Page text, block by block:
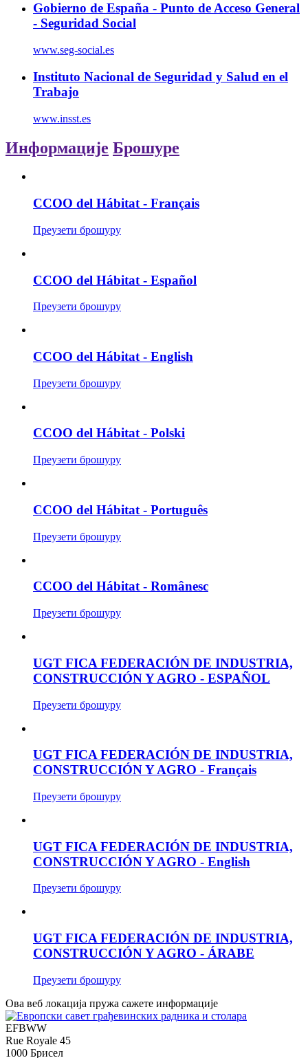
Gobierno de España - Punto de Acceso General
- Seguridad Social
www.seg-social.es
Instituto Nacional de Seguridad y Salud en el
Trabajo
www.insst.es
Информације Брошуре
CCOO del Hábitat - Français
Преузети брошуру
CCOO del Hábitat - Español
Преузети брошуру
CCOO del Hábitat - English
Преузети брошуру
CCOO del Hábitat - Polski
Преузети брошуру
CCOO del Hábitat - Português
Преузети брошуру
CCOO del Hábitat - Românesc
Преузети брошуру
UGT FICA FEDERACIÓN DE INDUSTRIA,
CONSTRUCCIÓN Y AGRO - ESPAÑOL
Преузети брошуру
UGT FICA FEDERACIÓN DE INDUSTRIA,
CONSTRUCCIÓN Y AGRO - Français
Преузети брошуру
UGT FICA FEDERACIÓN DE INDUSTRIA,
CONSTRUCCIÓN Y AGRO - English
Преузети брошуру
UGT FICA FEDERACIÓN DE INDUSTRIA,
CONSTRUCCIÓN Y AGRO - ÁRABE
Преузети брошуру
Ова веб локација пружа сажете информације
EFBWW
Rue Royale 45
1000 Брисел